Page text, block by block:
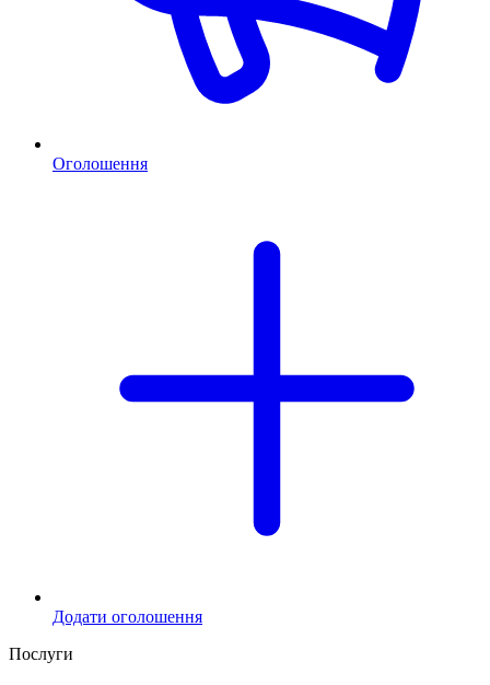
Оголошення
Додати оголошення
Послуги